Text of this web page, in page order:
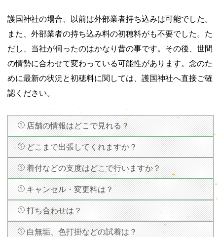
護国神社の場合、以前は外部業者持ち込みは可能でした。
また、外部業者の持ち込み料の初穂料がも不要でした。た
だし、当社が伺ったのはかなり昔の事です。その後、世間
の情勢に合わせて変わっている可能性があります。念のた
めに最新の状況と初穂料に関しては、護国神社へ直接ご確
認ください。
店舗の情報はどこで見れる？
どこまで出張してくれますか？
着付などの支度はどこで行いますか？
キャンセル・変更料は？
打ち合わせは？
白無垢、色打掛などの試着は？